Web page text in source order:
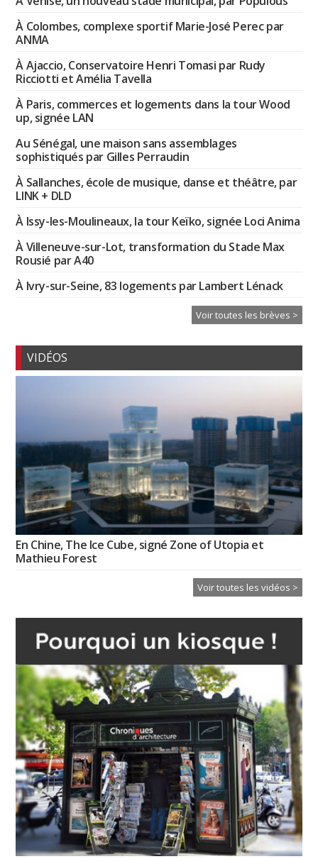
À Colombes, complexe sportif Marie-José Perec par
ANMA
À Ajaccio, Conservatoire Henri Tomasi par Rudy
Ricciotti et Amélia Tavella
À Paris, commerces et logements dans la tour Wood
up, signée LAN
Au Sénégal, une maison sans assemblages
sophistiqués par Gilles Perraudin
À Sallanches, école de musique, danse et théâtre, par
LINK + DLD
À Issy-les-Moulineaux, la tour Keïko, signée Loci Anima
À Villeneuve-sur-Lot, transformation du Stade Max
Rousié par A40
À Ivry-sur-Seine, 83 logements par Lambert Lénack
Voir toutes les brèves >
VIDÉOS
En Chine, The Ice Cube, signé Zone of Utopia et
Mathieu Forest
Voir toutes les vidéos >